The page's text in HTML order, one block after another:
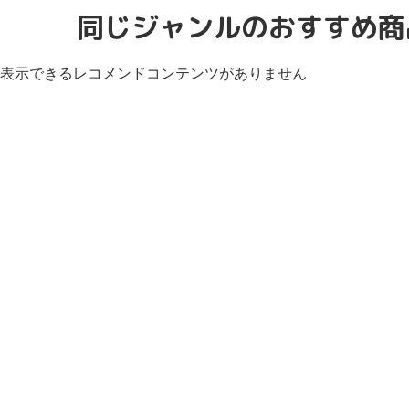
同じジャンルのおすすめ
表示できるレコメンドコンテンツがありません